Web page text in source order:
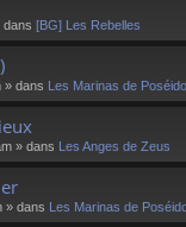
dans [BG] Les Rebelles
» dans Les Marinas de
» dans Les Anges de Zeus
» dans Les Marinas de